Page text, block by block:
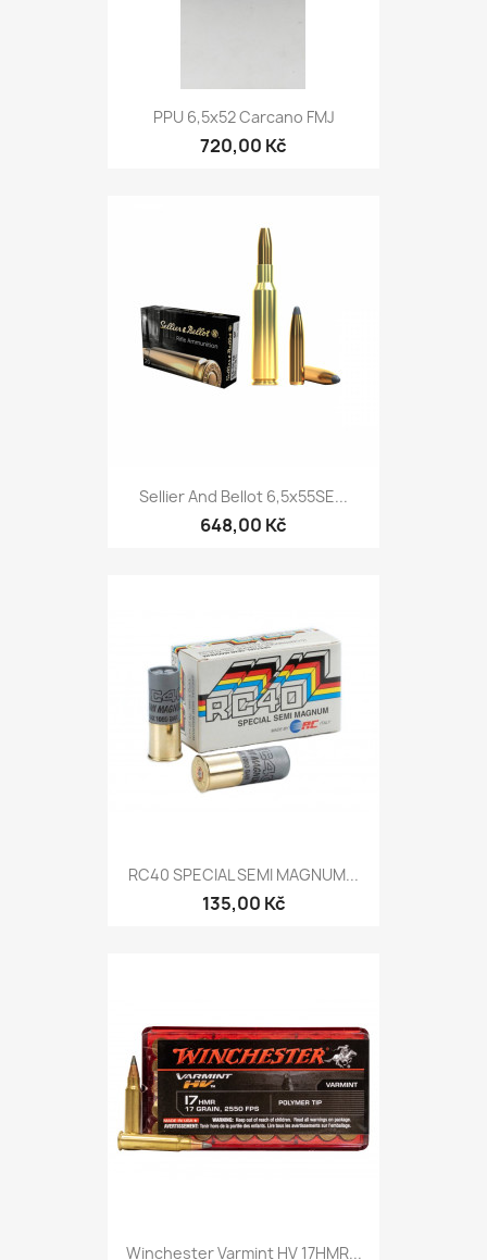
PPU 6,5x52 Carcano FMJ
720,00 Kč
Sellier And Bellot 6,5x55SE...
648,00 Kč
RC40 SPECIAL SEMI MAGNUM...
135,00 Kč
Winchester Varmint HV 17HMR...